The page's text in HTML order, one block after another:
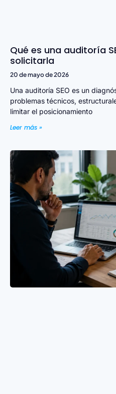
Qué es una auditoría
solicitarla
20 de mayo de 2026
Una auditoría SEO es un
problemas técnicos,
limitar el posicionamiento
Leer más »